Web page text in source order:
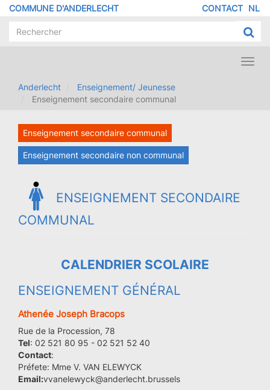
Aller
contenu
COMMUNE D'ANDERLECHT NL
DE
CONTACT
Anderlecht
Enseignement/ Jeunesse
Enseignement secondaire communal
Enseignement secondaire communal
Enseignement secondaire non communal
ENSEIGNEMENT SECONDAIRE
COMMUNAL
CALENDRIER SCOLAIRE
ENSEIGNEMENT GÉNÉRAL
Athenée Joseph Bracops
Rue de la Procession, 78
Tel: 02 521 80 95 - 02 521 52 40
Contact:
Préfete: Mme V. VAN ELEWYCK
Email:vvanelewyck@anderlecht.brussels